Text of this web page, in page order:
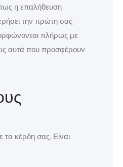
η επαλήθευση
την πρώτη σας
πλήρως με
αυτά που προσφέρουν
κέρδη σας. Είναι